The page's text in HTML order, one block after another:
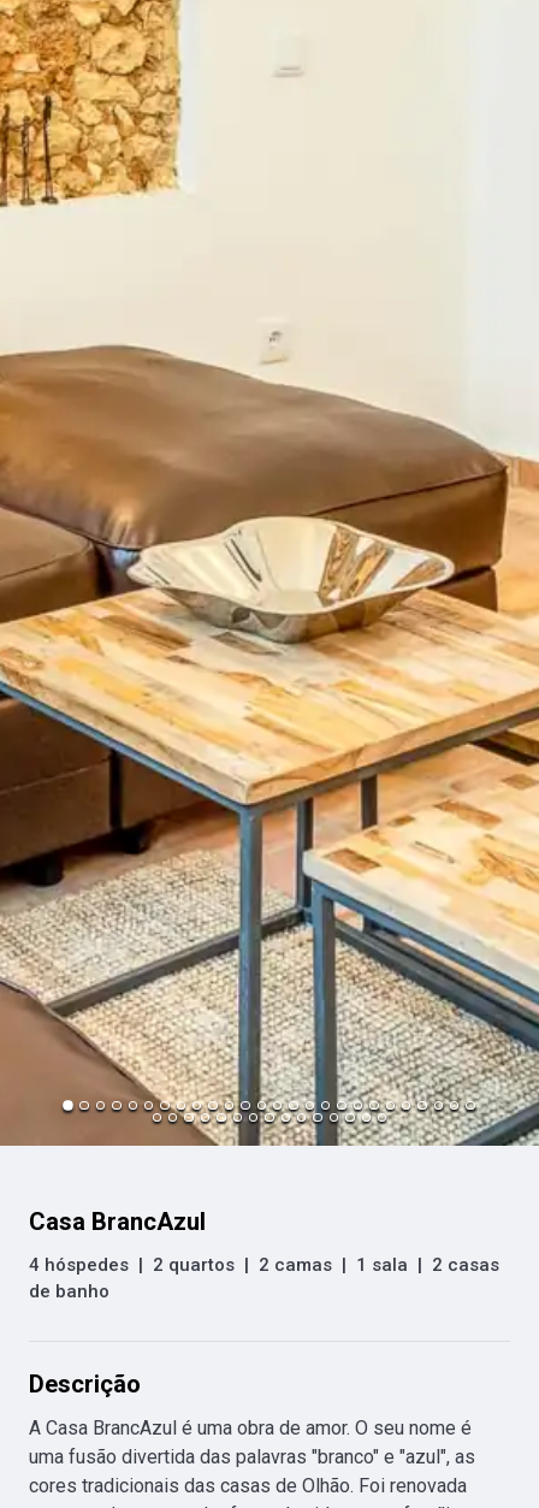
Casa BrancAzul
4 hóspedes | 2 quartos | 2 camas | 1 sala | 2 casas
de banho
Descrição
A Casa BrancAzul é uma obra de amor. O seu nome é
uma fusão divertida das palavras "branco" e "azul", as
cores tradicionais das casas de Olhão. Foi renovada